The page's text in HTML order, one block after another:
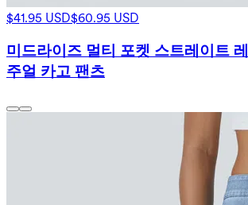
$41.95 USD$60.95 USD
미드라이즈 멀티 포켓 스트레이트
주얼 카고 팬츠